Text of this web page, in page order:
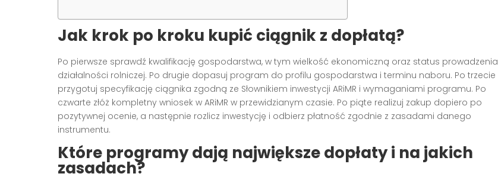
Jak krok po kroku kupić ciągnik z dopłatą?
Po pierwsze sprawdź kwalifikację gospodarstwa, w tym wielkość ekonomiczną oraz status prowadzenia
działalności rolniczej. Po drugie dopasuj program do profilu gospodarstwa i terminu naboru. Po trzecie
przygotuj specyfikację ciągnika zgodną ze Słownikiem inwestycji ARiMR i wymaganiami programu. Po
czwarte złóż kompletny wniosek w ARiMR w przewidzianym czasie. Po piąte realizuj zakup dopiero po
pozytywnej ocenie, a następnie rozlicz inwestycję i odbierz płatność zgodnie z zasadami danego
instrumentu.
Które programy dają największe dopłaty i na jakich
zasadach?